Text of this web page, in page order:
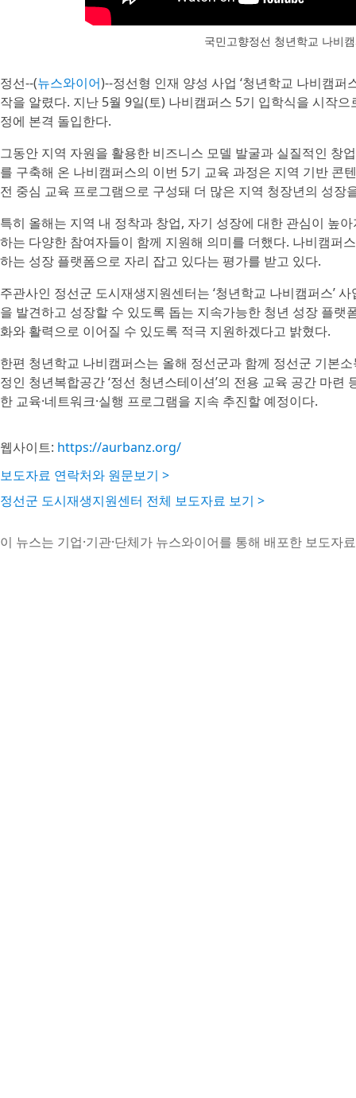
국민고향정선 청년학교 나비
정선--(뉴스와이어)--정선형 인재 양성 사업 ‘청년학교 나비캠
작을 알렸다. 지난 5월 9일(토) 나비캠퍼스 5기 입학식을 시작으
정에 본격 돌입한다.
그동안 지역 자원을 활용한 비즈니스 모델 발굴과 실질적인 창
를 구축해 온 나비캠퍼스의 이번 5기 교육 과정은 지역 기반 콘
전 중심 교육 프로그램으로 구성돼 더 많은 지역 청장년의 성장
특히 올해는 지역 내 정착과 창업, 자기 성장에 대한 관심이 높
하는 다양한 참여자들이 함께 지원해 의미를 더했다. 나비캠퍼
하는 성장 플랫폼으로 자리 잡고 있다는 평가를 받고 있다.
주관사인 정선군 도시재생지원센터는 ‘청년학교 나비캠퍼스’
을 발견하고 성장할 수 있도록 돕는 지속가능한 청년 성장 플
화와 활력으로 이어질 수 있도록 적극 지원하겠다고 밝혔다.
한편 청년학교 나비캠퍼스는 올해 정선군과 함께 정선군 기본
정인 청년복합공간 ‘정선 청년스테이션’의 전용 교육 공간 마
한 교육·네트워크·실행 프로그램을 지속 추진할 예정이다.
웹사이트: https://aurbanz.org/
보도자료 연락처와 원문보기 >
정선군 도시재생지원센터 전체 보도자료 보기 >
이 뉴스는 기업·기관·단체가 뉴스와이어를 통해 배포한 보도자